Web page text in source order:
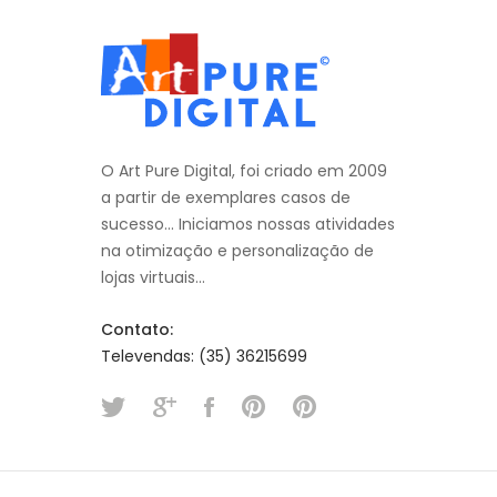
O Art Pure Digital, foi criado em 2009
a partir de exemplares casos de
sucesso... Iniciamos nossas atividades
na otimização e personalização de
lojas virtuais...
Contato:
Televendas: (35) 36215699